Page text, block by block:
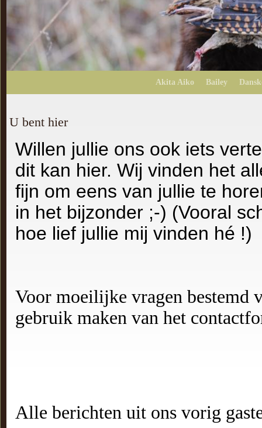
Akita Aiko Bailey
U bent hier
Willen jullie ons ook iets
dit kan hier. Wij vinden het
fijn om eens van jullie te
in het bijzonder ;-) (Vooral
hoe lief jullie mij vinden hé !)
Voor moeilijke vragen bestemd
gebruik maken van het
Alle berichten uit ons vorig